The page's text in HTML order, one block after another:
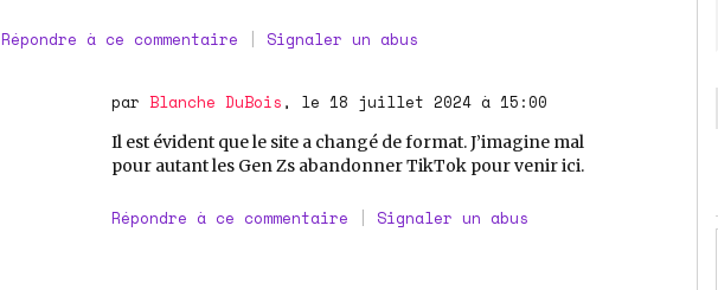
Répondre à ce commentaire | Signaler un abus
par Blanche DuBois , le 18 juillet 2024 à 15:00
Il est évident que le site a changé de format. J’imagine mal
pour autant les Gen Zs abandonner TikTok pour venir ici.
Répondre à ce commentaire | Signaler un abus